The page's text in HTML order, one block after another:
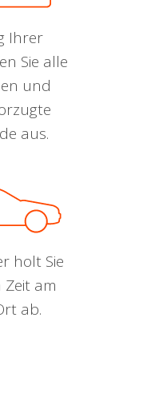
Ihrer
Sie alle
und
aus.
holt Sie
am
ab.